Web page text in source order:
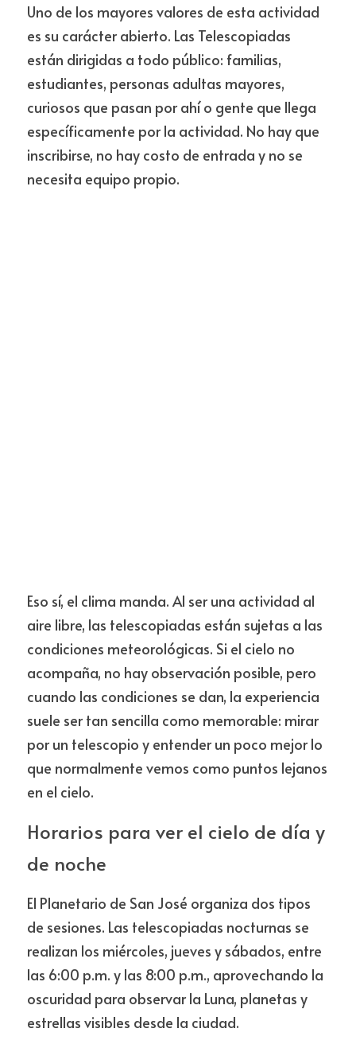
Uno de los mayores valores de esta actividad
es su carácter abierto. Las Telescopiadas
están dirigidas a todo público: familias,
estudiantes, personas adultas mayores,
curiosos que pasan por ahí o gente que llega
específicamente por la actividad. No hay que
inscribirse, no hay costo de entrada y no se
necesita equipo propio.
Eso sí, el clima manda. Al ser una actividad al
aire libre, las telescopiadas están sujetas a las
condiciones meteorológicas. Si el cielo no
acompaña, no hay observación posible, pero
cuando las condiciones se dan, la experiencia
suele ser tan sencilla como memorable: mirar
por un telescopio y entender un poco mejor lo
que normalmente vemos como puntos lejanos
en el cielo.
Horarios para ver el cielo de día y
de noche
El Planetario de San José organiza dos tipos
de sesiones. Las telescopiadas nocturnas se
realizan los miércoles, jueves y sábados, entre
las 6:00 p.m. y las 8:00 p.m., aprovechando la
oscuridad para observar la Luna, planetas y
estrellas visibles desde la ciudad.